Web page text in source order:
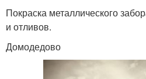
Покраска металлического
и отливов.
Домодедово